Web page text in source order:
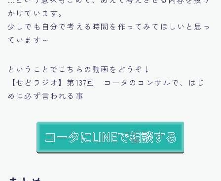
かけています。
少しでも自分で考える時間を作ってみてほしいと思っ
ています～
ということでこちらの動画をどうぞ↓
【せどラジオ】第137回 コータのコンサルで、はじ
めに必ず言われる事